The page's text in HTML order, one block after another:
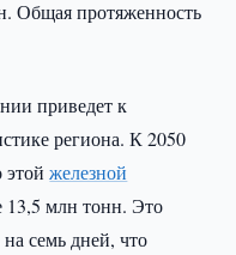
Общая протяженность
приведет к
региона. К 2050
этойжелезной
13,5 млн тонн. Это
семь дней, что